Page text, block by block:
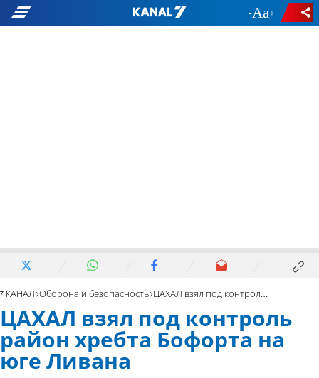
- +
7 КАНАЛ Оборона и безопасность ЦАХАЛ взял под контроль район хребта Бофорта на юге Ливана
ЦАХАЛ взял под контроль
район хребта Бофорта на
юге Ливана